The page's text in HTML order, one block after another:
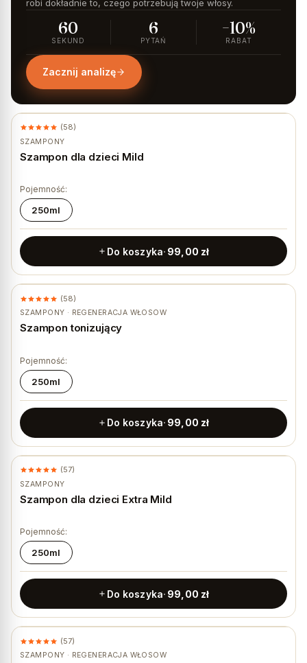
robi dokładnie to, czego potrzebują twoje włosy.
60
SEKUND
6
PYTAŃ
−10%
RABAT
Zacznij analizę
SZAMPONY
Szampon dla dzieci Mild
(58)
Pojemność:
250ml
Do koszyka 99,00 zł
SZAMPONY · REGENERACJA WŁOSÓW
Szampon tonizujący
(58)
Pojemność:
250ml
Do koszyka 99,00 zł
SZAMPONY
Szampon dla dzieci Extra Mild
(57)
Pojemność:
250ml
Do koszyka 99,00 zł
SZAMPONY · REGENERACJA WŁOSÓW
(57)